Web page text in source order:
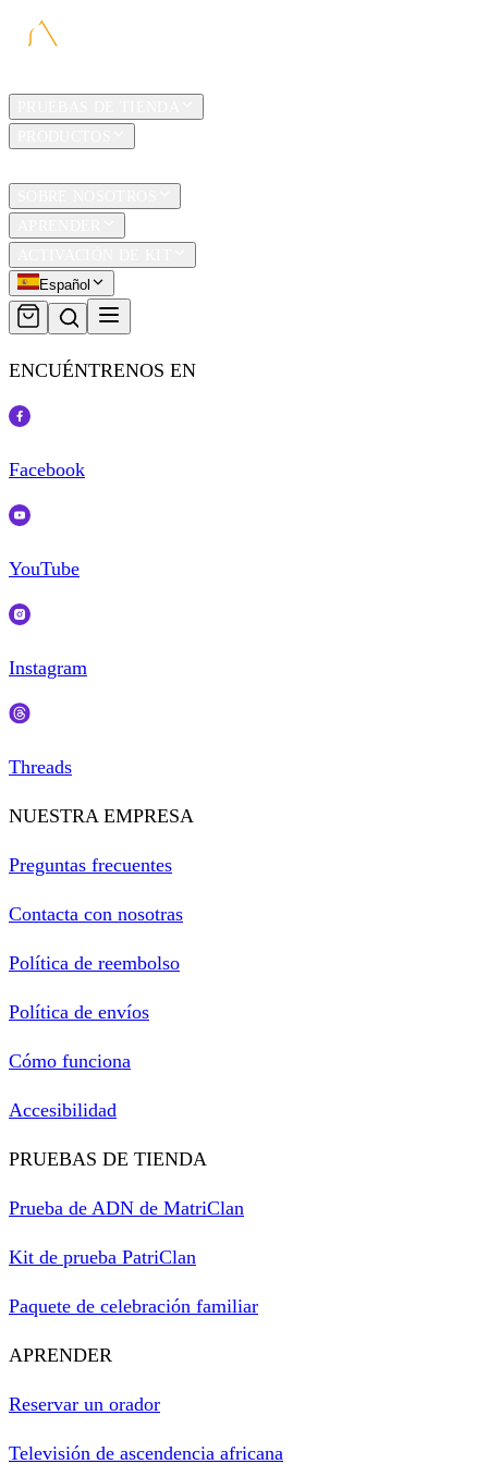
Español
ENCUÉNTRENOS EN
Facebook
YouTube
Instagram
Threads
NUESTRA EMPRESA
Preguntas frecuentes
Contacta con nosotras
Política de reembolso
Política de envíos
Cómo funciona
Accesibilidad
PRUEBAS DE TIENDA
Prueba de ADN de MatriClan
Kit de prueba PatriClan
Paquete de celebración familiar
APRENDER
Reservar un orador
Televisión de ascendencia africana